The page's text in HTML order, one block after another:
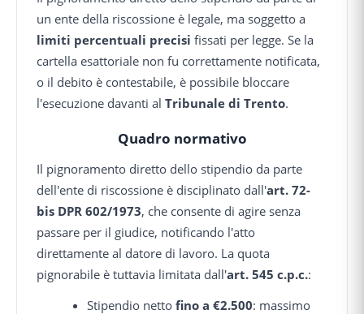
un ente della riscossione è legale, ma soggetto a
limiti percentuali precisi fissati per legge. Se la
cartella esattoriale non fu correttamente notificata,
o il debito è contestabile, è possibile bloccare
l'esecuzione davanti al Tribunale di Trento.
Quadro normativo
Il pignoramento diretto dello stipendio da parte
dell'ente di riscossione è disciplinato dall'art. 72-
bis DPR 602/1973, che consente di agire senza
passare per il giudice, notificando l'atto
direttamente al datore di lavoro. La quota
pignorabile è tuttavia limitata dall'art. 545 c.p.c.:
Stipendio nettofino a €2.500: massimo